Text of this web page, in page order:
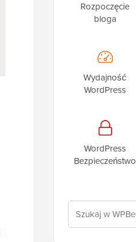
Rozpoczęcie
bloga
Wydajność
WordPress
WordPress
Bezpieczeństwo